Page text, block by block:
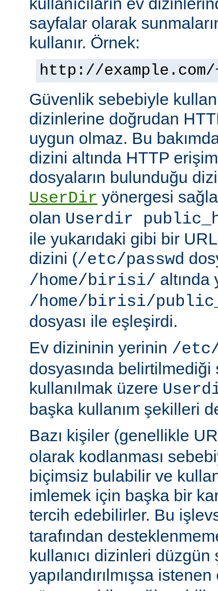
sayfalar olarak
kullanır. Örnek:
http://
Güvenlik sebebiyle
dizinlerine doğrudan
uygun olmaz. Bu
dizini altında HTTP
dosyaların bulunduğu
UserDir yönergesi
olan Userdir
ile yukarıdaki gibi bir URL
dizini (/etc/passwd
/home/birisi/ altında
/home/birisi/
dosyası ile eşleşirdi.
Ev dizininin yerinin /etc/
dosyasında belirtilmediği
kullanılmak üzere
başka kullanım şekilleri
Bazı kişiler (genellikle
olarak kodlanması
biçimsiz bulabilir ve
imlemek için başka bir
tercih edebilirler. Bu
tarafından
kullanıcı dizinleri düzgün
yapılandırılmışsa